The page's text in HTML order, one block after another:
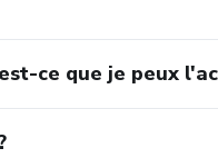
ce que je peux